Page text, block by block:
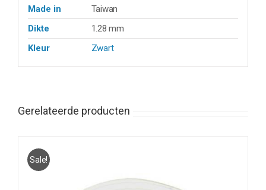
Made in
Taiwan
Dikte
1.28 mm
Kleur
Zwart
Gerelateerde producten
Sale!